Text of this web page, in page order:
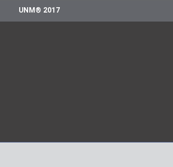
UNM® 2017